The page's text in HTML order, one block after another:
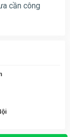
cần công